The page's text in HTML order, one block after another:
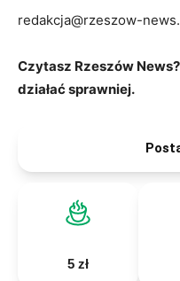
redakcja@rzeszow-
Czytasz Rzeszów
działać sprawniej.
5 zł